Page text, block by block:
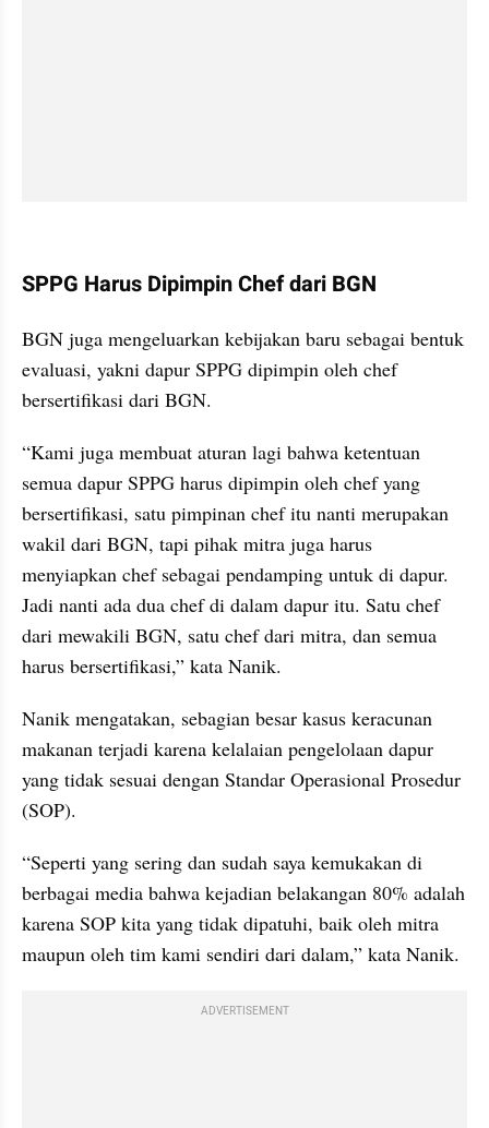
SPPG Harus Dipimpin Chef dari BGN
video from internal kumparan
BGN juga mengeluarkan kebijakan baru sebagai bentuk
evaluasi, yakni dapur SPPG dipimpin oleh chef
bersertifikasi dari BGN.
“Kami juga membuat aturan lagi bahwa ketentuan
semua dapur SPPG harus dipimpin oleh chef yang
bersertifikasi, satu pimpinan chef itu nanti merupakan
wakil dari BGN, tapi pihak mitra juga harus
menyiapkan chef sebagai pendamping untuk di dapur.
Jadi nanti ada dua chef di dalam dapur itu. Satu chef
dari mewakili BGN, satu chef dari mitra, dan semua
harus bersertifikasi,” kata Nanik.
Nanik mengatakan, sebagian besar kasus keracunan
makanan terjadi karena kelalaian pengelolaan dapur
yang tidak sesuai dengan Standar Operasional Prosedur
(SOP).
“Seperti yang sering dan sudah saya kemukakan di
berbagai media bahwa kejadian belakangan 80% adalah
karena SOP kita yang tidak dipatuhi, baik oleh mitra
maupun oleh tim kami sendiri dari dalam,” kata Nanik.
ADVERTISEMENT